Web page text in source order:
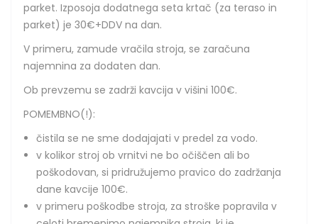
parket. Izposoja dodatnega seta krtač (za teraso in
parket) je 30€+DDV na dan.
V primeru, zamude vračila stroja, se zaračuna
najemnina za dodaten dan.
Ob prevzemu se zadrži kavcija v višini 100€.
POMEMBNO(!):
čistila se ne sme dodajajati v predel za vodo.
v kolikor stroj ob vrnitvi ne bo očiščen ali bo
poškodovan, si pridružujemo pravico do zadržanja
dane kavcije 100€.
v primeru poškodbe stroja, za stroške popravila v